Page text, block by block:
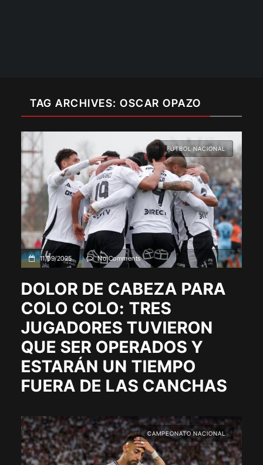
TAG ARCHIVES: OSCAR OPAZO
FÚTBOL NACIONAL
11/09/2025 No Comments
DOLOR DE CABEZA PARA
COLO COLO: TRES
JUGADORES TUVIERON
QUE SER OPERADOS Y
ESTARÁN UN TIEMPO
FUERA DE LAS CANCHAS
CAMPEONATO NACIONAL